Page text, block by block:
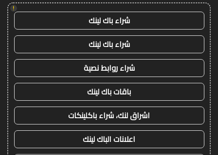
!
شراء باك لينك
شراء باك لينك
شراء روابط نصية
باقات باك لينك
اشراق لنك، شراء باكلينكات
اعلانات الباك لينك